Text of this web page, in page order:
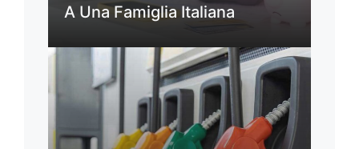
A Una Famiglia Italiana